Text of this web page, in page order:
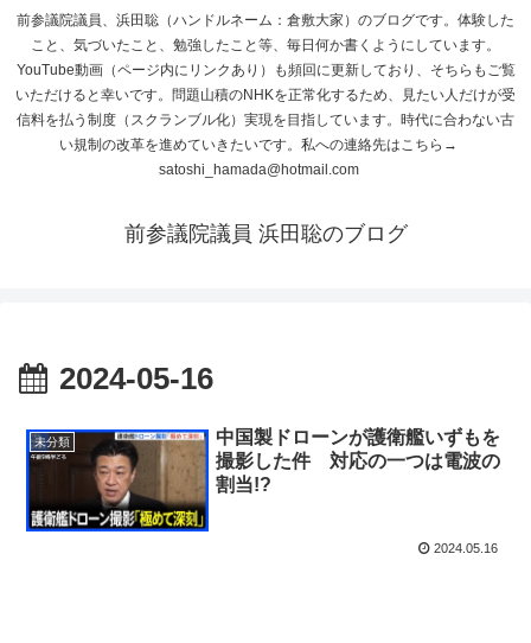
前参議院議員、浜田聡（ハンドルネーム：倉敷大家）のブログです。体験した
こと、気づいたこと、勉強したこと等、毎日何か書くようにしています。
YouTube動画（ページ内にリンクあり）も頻回に更新しており、そちらもご覧
いただけると幸いです。問題山積のNHKを正常化するため、見たい人だけが受
信料を払う制度（スクランブル化）実現を目指しています。時代に合わない古
い規制の改革を進めていきたいです。私への連絡先はこちら→
satoshi_hamada@hotmail.com
前参議院議員 浜田聡のブログ
2024-05-16
未分類
中国製ドローンが護衛艦いずもを
撮影した件 対応の一つは電波の
割当!?
2024.05.16